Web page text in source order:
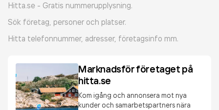
Hitta.se - Gratis nummerupplysning.
Sök företag, personer och platser.
Hitta telefonnummer, adresser, företagsinfo mm.
Marknadsför företaget på
hitta.se
Kom igång och annonsera mot nya
kunder och samarbetspartners nära